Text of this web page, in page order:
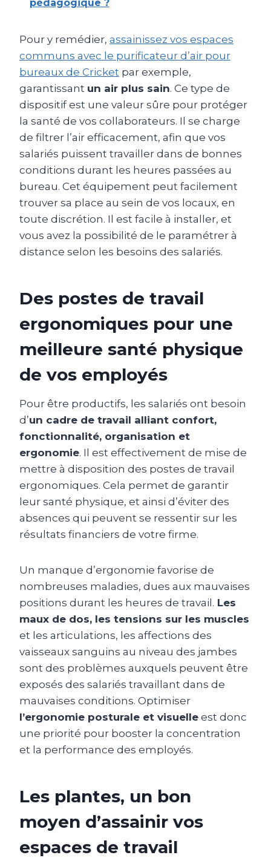
pédagogique ?
Pour y remédier, assainissez vos espaces
communs avec le purificateur d’air pour
bureaux de Cricket par exemple,
garantissant un air plus sain. Ce type de
dispositif est une valeur sûre pour protéger
la santé de vos collaborateurs. Il se charge
de filtrer l’air efficacement, afin que vos
salariés puissent travailler dans de bonnes
conditions durant les heures passées au
bureau. Cet équipement peut facilement
trouver sa place au sein de vos locaux, en
toute discrétion. Il est facile à installer, et
vous avez la possibilité de le paramétrer à
distance selon les besoins des salariés.
Des postes de travail
ergonomiques pour une
meilleure santé physique
de vos employés
Pour être productifs, les salariés ont besoin
d’un cadre de travail alliant confort,
fonctionnalité, organisation et
ergonomie. Il est effectivement de mise de
mettre à disposition des postes de travail
ergonomiques. Cela permet de garantir
leur santé physique, et ainsi d’éviter des
absences qui peuvent se ressentir sur les
résultats financiers de votre firme.
Un manque d’ergonomie favorise de
nombreuses maladies, dues aux mauvaises
positions durant les heures de travail. Les
maux de dos, les tensions sur les muscles
et les articulations, les affections des
vaisseaux sanguins au niveau des jambes
sont des problèmes auxquels peuvent être
exposés des salariés travaillant dans de
mauvaises conditions. Optimiser
l’ergonomie posturale et visuelle est donc
une priorité pour booster la concentration
et la performance des employés.
Les plantes, un bon
moyen d’assainir vos
espaces de travail